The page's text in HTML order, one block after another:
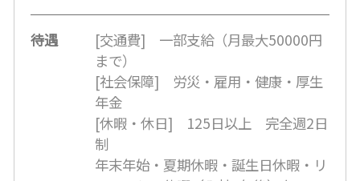
待遇
[交通費] 一部支給（月最大50000円
まで）
[社会保障] 労災・雇用・健康・厚生
年金
[休暇・休日] 125日以上 完全週2日
制
年末年始・夏期休暇・誕生日休暇・リ